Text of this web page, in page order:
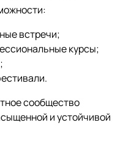
встречи;
курсы;
сообщество
и устойчивой